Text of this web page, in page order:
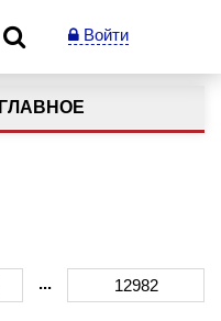
Войти
ГЛАВНОЕ
... 12982